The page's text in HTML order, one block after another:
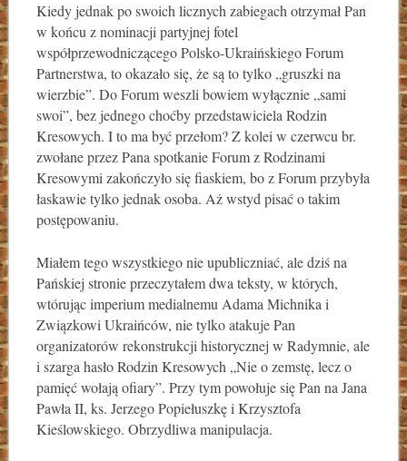
Kiedy jednak po swoich licznych zabiegach otrzymał Pan
w końcu z nominacji partyjnej fotel
współprzewodniczącego Polsko-Ukraińskiego Forum
Partnerstwa, to okazało się, że są to tylko „gruszki na
wierzbie”. Do Forum weszli bowiem wyłącznie „sami
swoi”, bez jednego choćby przedstawiciela Rodzin
Kresowych. I to ma być przełom? Z kolei w czerwcu br.
zwołane przez Pana spotkanie Forum z Rodzinami
Kresowymi zakończyło się fiaskiem, bo z Forum przybyła
łaskawie tylko jednak osoba. Aż wstyd pisać o takim
postępowaniu.
Miałem tego wszystkiego nie upubliczniać, ale dziś na
Pańskiej stronie przeczytałem dwa teksty, w których,
wtórując imperium medialnemu Adama Michnika i
Związkowi Ukraińców, nie tylko atakuje Pan
organizatorów rekonstrukcji historycznej w Radymnie, ale
i szarga hasło Rodzin Kresowych „Nie o zemstę, lecz o
pamięć wołają ofiary”. Przy tym powołuje się Pan na Jana
Pawła II, ks. Jerzego Popiełuszkę i Krzysztofa
Kieślowskiego. Obrzydliwa manipulacja.